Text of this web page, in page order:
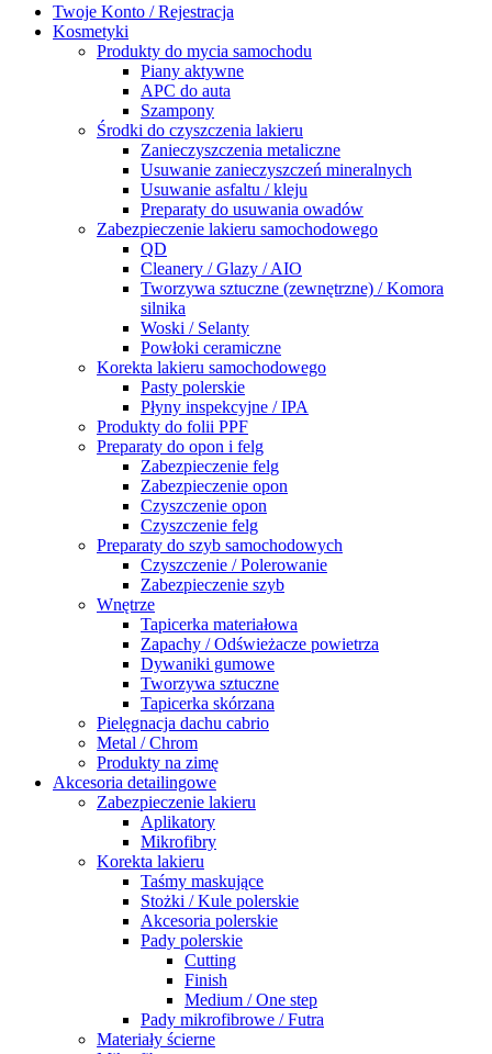
Twoje Konto / Rejestracja
Kosmetyki
Produkty do mycia samochodu
Piany aktywne
APC do auta
Szampony
Środki do czyszczenia lakieru
Zanieczyszczenia metaliczne
Usuwanie zanieczyszczeń mineralnych
Usuwanie asfaltu / kleju
Preparaty do usuwania owadów
Zabezpieczenie lakieru samochodowego
QD
Cleanery / Glazy / AIO
Tworzywa sztuczne (zewnętrzne) / Komora
silnika
Woski / Selanty
Powłoki ceramiczne
Korekta lakieru samochodowego
Pasty polerskie
Płyny inspekcyjne / IPA
Produkty do folii PPF
Preparaty do opon i felg
Zabezpieczenie felg
Zabezpieczenie opon
Czyszczenie opon
Czyszczenie felg
Preparaty do szyb samochodowych
Czyszczenie / Polerowanie
Zabezpieczenie szyb
Wnętrze
Tapicerka materiałowa
Zapachy / Odświeżacze powietrza
Dywaniki gumowe
Tworzywa sztuczne
Tapicerka skórzana
Pielęgnacja dachu cabrio
Metal / Chrom
Produkty na zimę
Akcesoria detailingowe
Zabezpieczenie lakieru
Aplikatory
Mikrofibry
Korekta lakieru
Taśmy maskujące
Stożki / Kule polerskie
Akcesoria polerskie
Pady polerskie
Cutting
Finish
Medium / One step
Pady mikrofibrowe / Futra
Materiały ścierne